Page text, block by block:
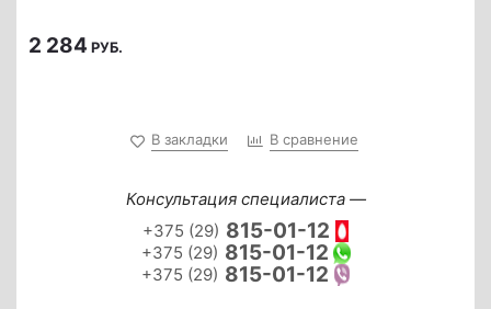
2 284 РУБ.
В закладки В сравнение
Консультация специалиста —
+375 (29) 815-01-12
+375 (29) 815-01-12
+375 (29) 815-01-12